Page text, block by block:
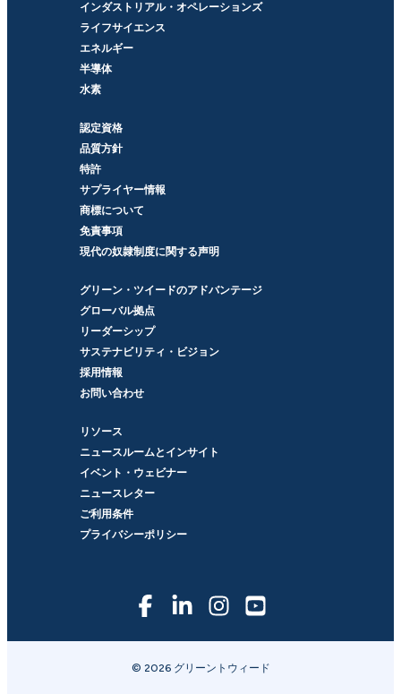
インダストリアル・オペレーションズ
ライフサイエンス
エネルギー
半導体
水素
認定資格
品質方針
特許
サプライヤー情報
商標について
免責事項
現代の奴隷制度に関する声明
グリーン・ツイードのアドバンテージ
グローバル拠点
リーダーシップ
サステナビリティ・ビジョン
採用情報
お問い合わせ
リソース
ニュースルームとインサイト
イベント・ウェビナー
ニュースレター
ご利用条件
プライバシーポリシー
© 2026 グリーントウィード